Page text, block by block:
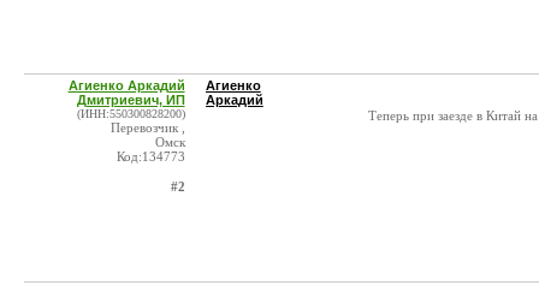
Агиенко Аркадий
Дмитриевич, ИП
(ИНН:550300828200)
Перевозчик ,
Омск
Код:134773
#2
Агиенко
Аркадий
Теперь при заезде в Китай